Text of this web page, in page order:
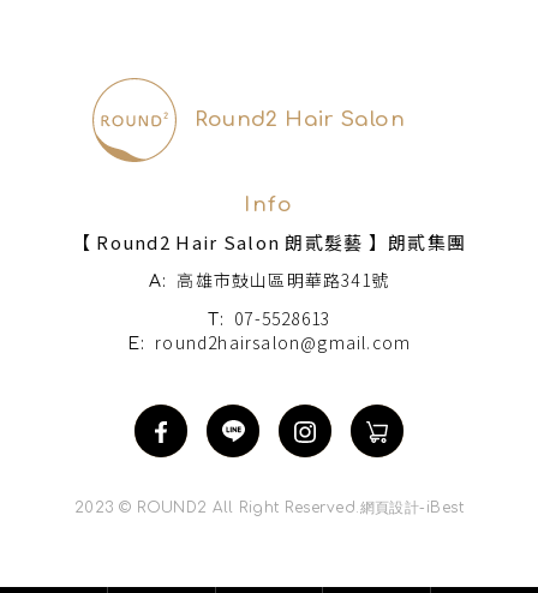
Round2 Hair Salon
Info
【 Round2 Hair Salon 朗貳髮藝 】朗貳集團
A: 高雄市鼓山區明華路341號
T: 07-5528613
E: round2hairsalon@gmail.com
2023 © ROUND2 All Right Reserved. 網頁設計- iBest